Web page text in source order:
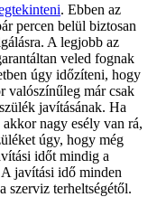
. Ebben az
percen belül biztosan
A legjobb az
veled fognak
úgy időzíteni, hogy
valószínűleg már csak
javításának. Ha
nagy esély van rá,
úgy, hogy még
időt mindig a
javítási idő minden
szerviz terheltségétől.